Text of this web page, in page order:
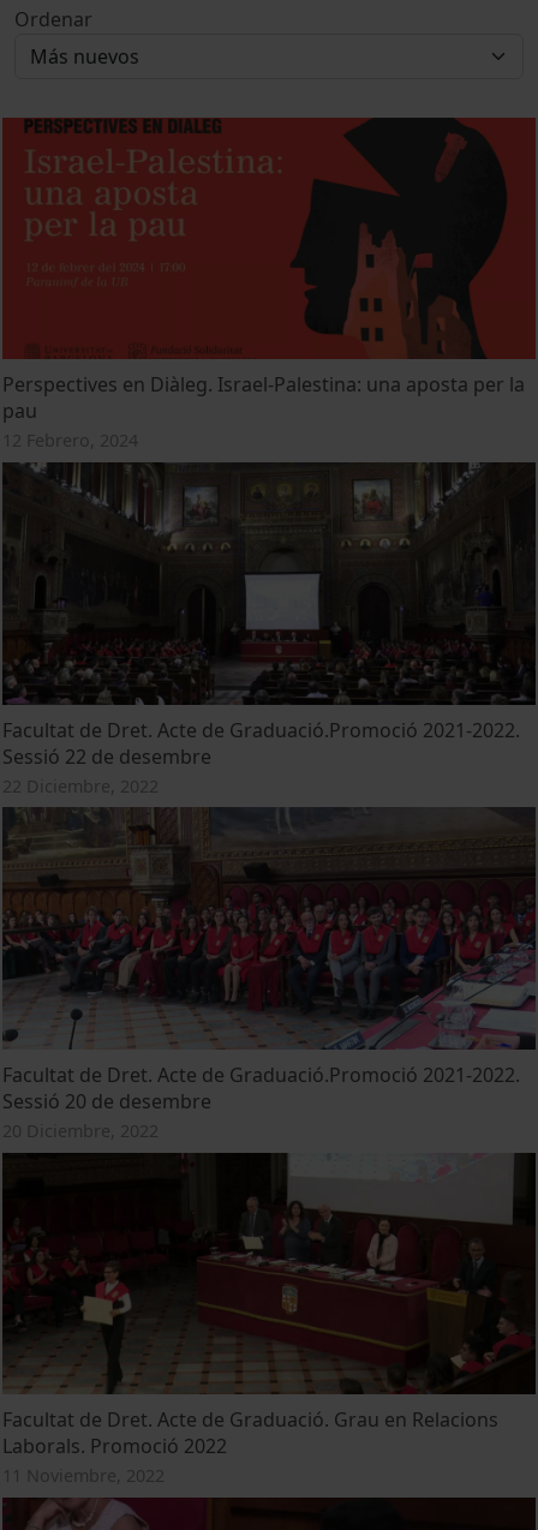
Ordenar
Perspectives en Diàleg. Israel-Palestina: una aposta per la
pau
12 Febrero, 2024
Facultat de Dret. Acte de Graduació.Promoció 2021-2022.
Sessió 22 de desembre
22 Diciembre, 2022
Facultat de Dret. Acte de Graduació.Promoció 2021-2022.
Sessió 20 de desembre
20 Diciembre, 2022
Facultat de Dret. Acte de Graduació. Grau en Relacions
Laborals. Promoció 2022
11 Noviembre, 2022